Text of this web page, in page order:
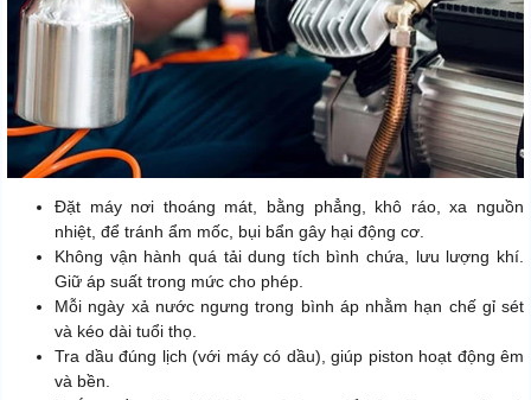
Đặt máy nơi thoáng mát, bằng phẳng, khô ráo, xa nguồn
nhiệt, để tránh ẩm mốc, bụi bẩn gây hại động cơ.
Không vận hành quá tải dung tích bình chứa, lưu lượng khí.
Giữ áp suất trong mức cho phép.
Mỗi ngày xả nước ngưng trong bình áp nhằm hạn chế gỉ sét
và kéo dài tuổi thọ.
Tra dầu đúng lịch (với máy có dầu), giúp piston hoạt động êm
và bền.